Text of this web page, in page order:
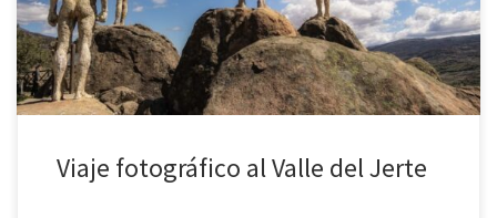
Viaje fotográfico al Valle del Jerte